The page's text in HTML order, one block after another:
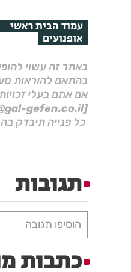
עמוד הבית ראשי
אופנועים
באתר זה עשוי
בהתאם להוראות סעיף 27א לחוק זכויות יוצרים,
אם אתם בעלי
[Manager@gal-gefen.co.il]
כל פנייה תיבדק
תגובות
הוסיפו תגובה
כתבות